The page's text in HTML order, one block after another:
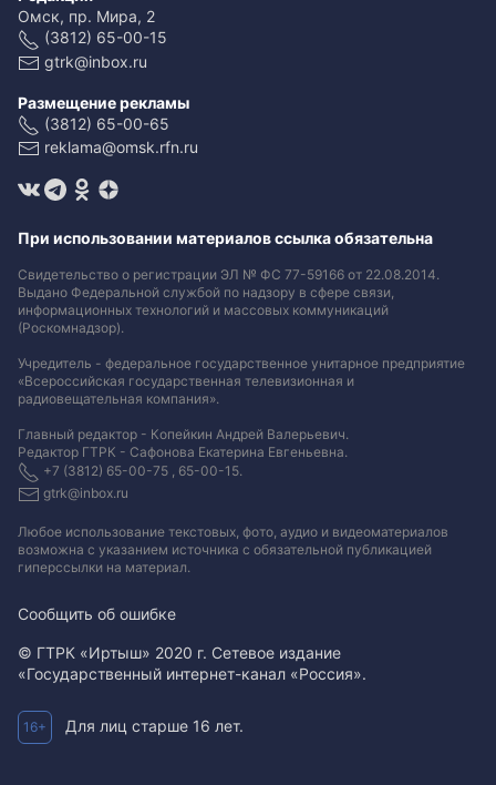
Омск, пр. Мира, 2
(3812) 65-00-15
gtrk@inbox.ru
Размещение рекламы
(3812) 65-00-65
reklama@omsk.rfn.ru
При использовании материалов ссылка обязательна
Свидетельство о регистрации ЭЛ № ФС 77-59166 от 22.08.2014.
Выдано Федеральной службой по надзору в сфере связи,
информационных технологий и массовых коммуникаций
(Роскомнадзор).
Учредитель - федеральное государственное унитарное предприятие
«Всероссийская государственная телевизионная и
радиовещательная компания».
Главный редактор - Копейкин Андрей Валерьевич.
Редактор ГТРК - Сафонова Екатерина Евгеньевна.
+7 (3812) 65-00-75 , 65-00-15.
gtrk@inbox.ru
Любое использование текстовых, фото, аудио и видеоматериалов
возможна с указанием источника с обязательной публикацией
гиперссылки на материал.
Сообщить об ошибке
© ГТРК «Иртыш» 2020 г. Сетевое издание
«Государственный интернет-канал «Россия».
16+ Для лиц старше 16 лет.